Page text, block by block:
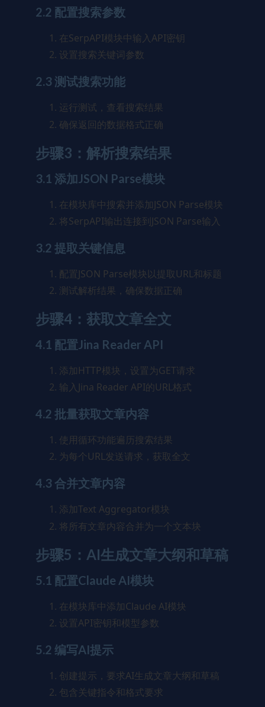
2.2 配置搜索参数
在SerpAPI模块中输入API密钥
设置搜索关键词参数
2.3 测试搜索功能
运行测试，查看搜索结果
确保返回的数据格式正确
步骤3：解析搜索结果
3.1 添加JSON Parse模块
在模块库中搜索并添加JSON Parse模块
将SerpAPI输出连接到JSON Parse输入
3.2 提取关键信息
配置JSON Parse模块以提取URL和标题
测试解析结果，确保数据正确
步骤4：获取文章全文
4.1 配置Jina Reader API
添加HTTP模块，设置为GET请求
输入Jina Reader API的URL格式
4.2 批量获取文章内容
使用循环功能遍历搜索结果
为每个URL发送请求，获取全文
4.3 合并文章内容
添加Text Aggregator模块
将所有文章内容合并为一个文本块
步骤5：AI生成文章大纲和草稿
5.1 配置Claude AI模块
在模块库中添加Claude AI模块
设置API密钥和模型参数
5.2 编写AI提示
创建提示，要求AI生成文章大纲和草稿
包含关键指令和格式要求